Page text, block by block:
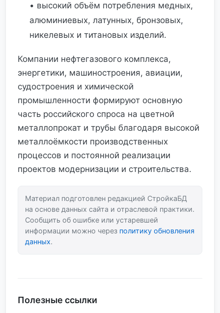
• высокий объём потребления медных,
алюминиевых, латунных, бронзовых,
никелевых и титановых изделий.
Компании нефтегазового комплекса,
энергетики, машиностроения, авиации,
судостроения и химической
промышленности формируют основную
часть российского спроса на цветной
металлопрокат и трубы благодаря высокой
металлоёмкости производственных
процессов и постоянной реализации
проектов модернизации и строительства.
Материал подготовлен редакцией СтройкаБД
на основе данных сайта и отраслевой практики.
Сообщить об ошибке или устаревшей
информации можно через политику обновления
данных.
Полезные ссылки